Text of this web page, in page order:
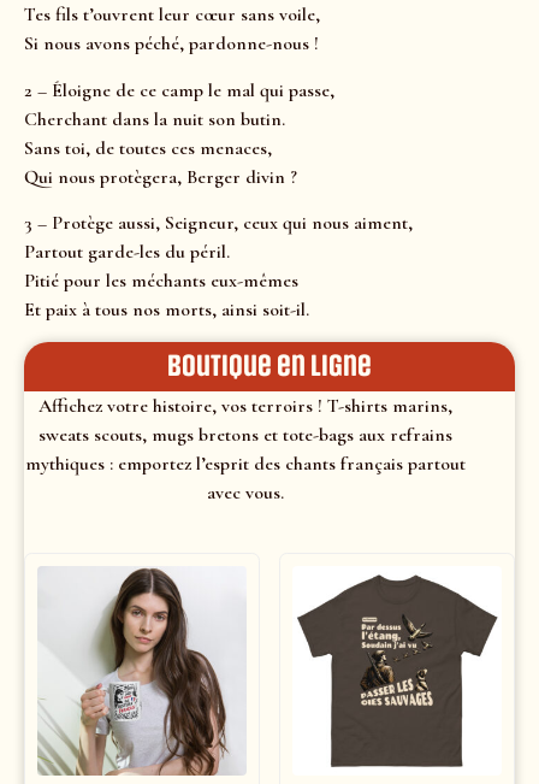
Tes fils t’ouvrent leur cœur sans voile,
Si nous avons péché, pardonne-nous !
2 – Éloigne de ce camp le mal qui passe,
Cherchant dans la nuit son butin.
Sans toi, de toutes ces menaces,
Qui nous protègera, Berger divin ?
3 – Protège aussi, Seigneur, ceux qui nous aiment,
Partout garde-les du péril.
Pitié pour les méchants eux-mêmes
Et paix à tous nos morts, ainsi soit-il.
Boutique en ligne
Affichez votre histoire, vos terroirs ! T-shirts marins,
sweats scouts, mugs bretons et tote-bags aux refrains
mythiques : emportez l’esprit des chants français partout
avec vous.